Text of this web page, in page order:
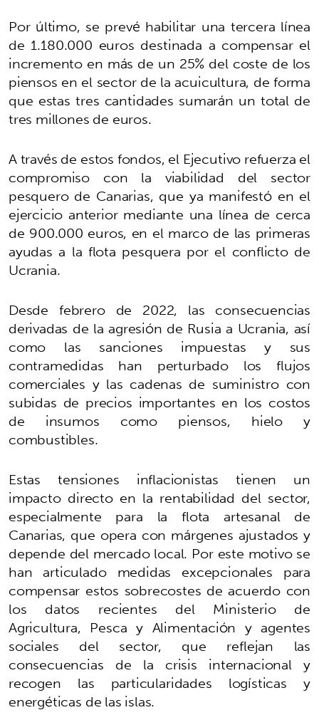
Por último, se prevé habilitar una tercera línea
de 1.180.000 euros destinada a compensar el
incremento en más de un 25% del coste de los
piensos en el sector de la acuicultura, de forma
que estas tres cantidades sumarán un total de
tres millones de euros.
A través de estos fondos, el Ejecutivo refuerza el
compromiso con la viabilidad del sector
pesquero de Canarias, que ya manifestó en el
ejercicio anterior mediante una línea de cerca
de 900.000 euros, en el marco de las primeras
ayudas a la flota pesquera por el conflicto de
Ucrania.
Desde febrero de 2022, las consecuencias
derivadas de la agresión de Rusia a Ucrania, así
como las sanciones impuestas y sus
contramedidas han perturbado los flujos
comerciales y las cadenas de suministro con
subidas de precios importantes en los costos
de insumos como piensos, hielo y
combustibles.
Estas tensiones inflacionistas tienen un
impacto directo en la rentabilidad del sector,
especialmente para la flota artesanal de
Canarias, que opera con márgenes ajustados y
depende del mercado local. Por este motivo se
han articulado medidas excepcionales para
compensar estos sobrecostes de acuerdo con
los datos recientes del Ministerio de
Agricultura, Pesca y Alimentación y agentes
sociales del sector, que reflejan las
consecuencias de la crisis internacional y
recogen las particularidades logísticas y
energéticas de las islas.